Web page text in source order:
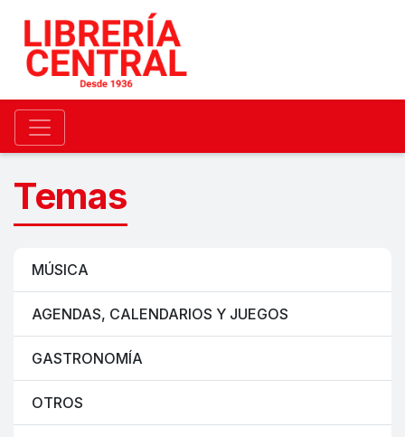
Temas
MÚSICA
AGENDAS, CALENDARIOS Y JUEGOS
GASTRONOMÍA
OTROS